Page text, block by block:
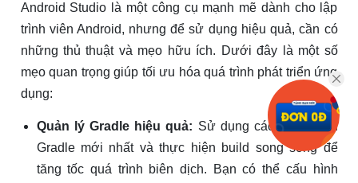
Android Studio là một công cụ mạnh mẽ dành cho lập
trình viên Android, nhưng để sử dụng hiệu quả, cần có
những thủ thuật và mẹo hữu ích. Dưới đây là một số
mẹo quan trọng giúp tối ưu hóa quá trình phát triển ứng
dụng:
Quản lý Gradle hiệu quả: Sử dụng các phiên bản
Gradle mới nhất và thực hiện build song song để
tăng tốc quá trình biên dịch. Bạn có thể cấu hình